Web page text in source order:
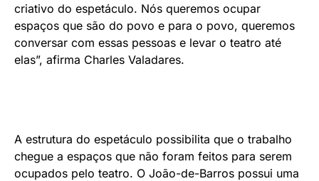
criativo do espetáculo. Nós queremos ocupar
espaços que são do povo e para o povo, queremos
conversar com essas pessoas e levar o teatro até
elas”, afirma Charles Valadares.
A estrutura do espetáculo possibilita que o trabalho
chegue a espaços que não foram feitos para serem
ocupados pelo teatro. O João-de-Barros possui uma